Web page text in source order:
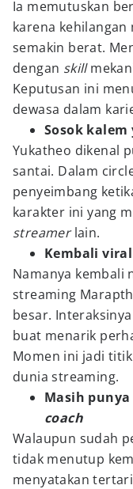
Ia memutuskan
karena
semakin berat.
dengan skill
Keputusan ini
dewasa dalam
Sosok
Yukatheo dikenal
santai. Dalam
penyeimbang
karakter ini yang
streamerlain.
Kembali
Namanya kembali
streaming
besar.
buat menarik
Momen ini jadi
dunia streaming.
Masih
coach
Walaupun sudah
tidak menutup
menyatakan